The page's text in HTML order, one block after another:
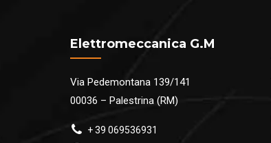
Elettromeccanica G.M
Via Pedemontana 139/141
00036 – Palestrina (RM)
+ 39 069536931